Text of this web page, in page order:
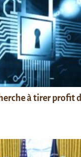
à tirer profit